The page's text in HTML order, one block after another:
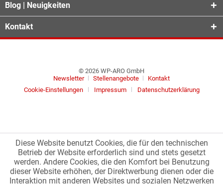
Blog | Neuigkeiten
Kontakt
© 2026 WP-ARO GmbH
Newsletter
Stellenangebote
Kontakt
Cookie-Einstellungen
Impressum Datenschutzerklärung
Diese Website benutzt Cookies, die für den technischen
Betrieb der Website erforderlich sind und stets gesetzt
werden. Andere Cookies, die den Komfort bei Benutzung
dieser Website erhöhen, der Direktwerbung dienen oder die
Interaktion mit anderen Websites und sozialen Netzwerken